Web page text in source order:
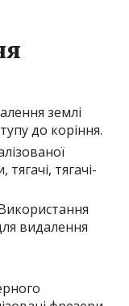
землі
до коріння.
тягачі-
видалення